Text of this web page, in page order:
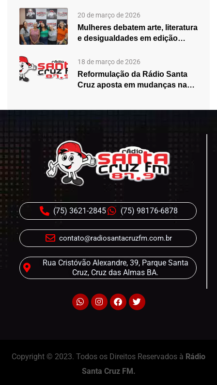
20 de março de 2026
Mulheres debatem arte, literatura
e desigualdades em edição
18 de março de 2026
Reformulação da Rádio Santa
Cruz aposta em mudanças na
(75) 3621-2845 (75) 98176-6878
contato@radiosantacruzfm.com.br
Rua Cristóvão Alexandre, 39, Parque Santa
Cruz, Cruz das Almas BA.
Copyright © 2023. Todos os Direitos Reservados à Rádio
Santa Cruz FM.